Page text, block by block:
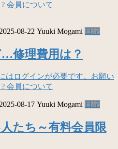
会員について
2025-08-22 Yuuki Mogami 日記
修理費用は？
はログインが必要です。お願い
会員について
2025-08-17 Yuuki Mogami 日記
たち～有料会員限